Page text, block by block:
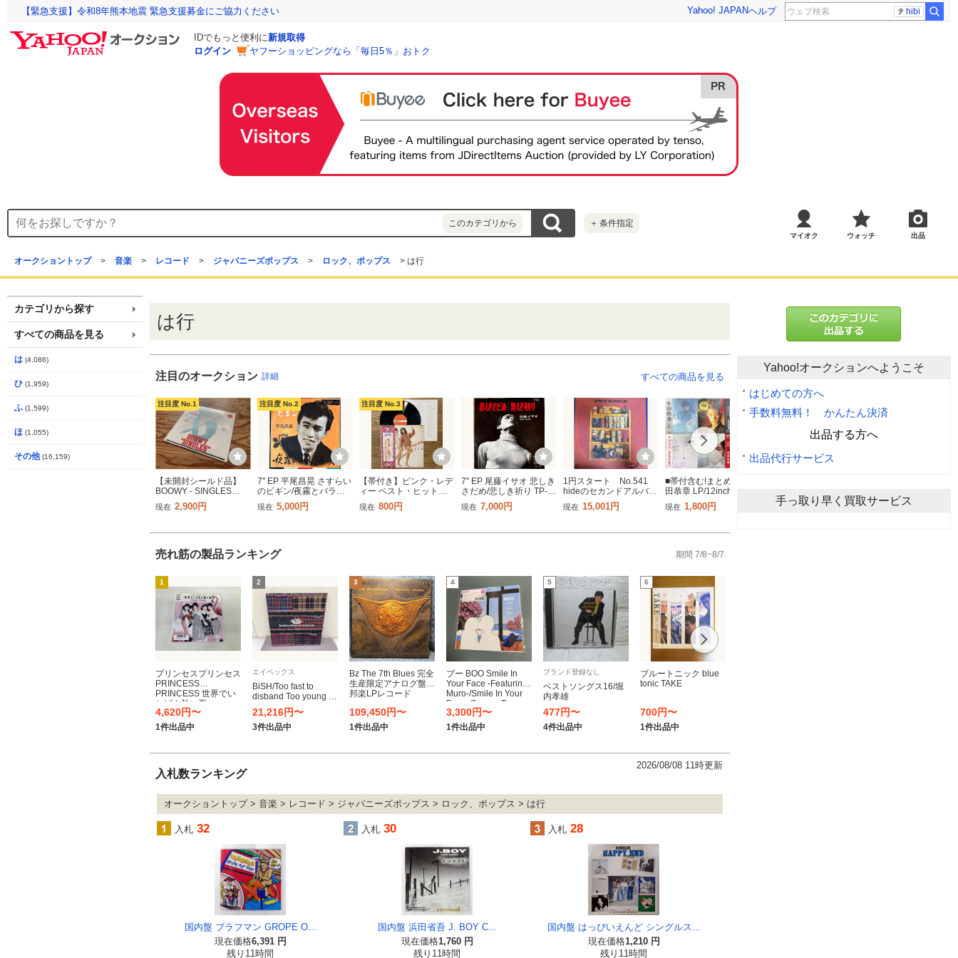
【緊急支援】令和8年熊本地震 緊急支援募金にご協力ください Yahoo! JAPANヘルプ hibi
IDでもっと便利に新規取得
ログイン
ヤフーショッピングなら「毎日5％」おトク
このカテゴリから ＋ 条件指定
マイオク ウォッチ 出品
オークショントップ > 音楽 > レコード > ジャパニーズポップス > ロック、ポップス > は行
は行
注目のオークション 詳細 すべての商品を見る
注目度 No.1
【未開封シールド品】
BOOWY - SINGLES
[RT28-5370] ボウイ シ
ングルス 氷室京介 布袋
特典ポスター付ステッカ
現在 2,900円
注目度 No.2
7'' EP 平尾昌晃 さすらい
のビギン/夜霧とバラの
ブルース ビクター
VICTOR VS-846
和歌謡
現在 5,000円
注目度 No.3
【帯付き】ピンク・レデ
ィー ベスト・ヒット・
アルバム LPレコード
GX-24 UFO入り
現在 800円
7'' EP 尾藤イサオ 悲しき
さだめ/悲しき祈り TP-
1274 ジャッキー吉川と
ブルー・コメッツ すぎ
和モノ カバーポップス
現在 7,000円
1円スタート No.541
hideのセカンドアルバ
ム 「PSYENCE 」LP
レコード 付属品:歌詞
大変貴重レコードにヒゲ
現在 15,001円
■帯付含む!まとめて■本
田恭章 LP/12inch 10枚
セット/レコード アナロ
グ ロック ROCK 和モノ
Angel Of Glass
現在 1,800円
Tin Pan Alley/イエロ
現在 3,800円
組 ※完全受注生産※高
現在 21,000円
売れ筋の製品ランキング 期間 7/8~8/7
1
プリンセスプリンセス
PRINCESS
PRINCESS 世界でい
ちばん熱い夏
4,620円〜
1件出品中
2
エイベックス
BiSH/Too fast to
disband Too young to
die [レコード 12inch]
21,216円〜
3件出品中
3
Bz The 7th Blues 完全
生産限定アナログ盤
邦楽LPレコード
109,450円〜
1件出品中
4
ブー BOO Smile In
Your Face -Featuring
Muro-/Smile In Your
Face -SunagaT
Experience Remix
（CLEAR PINK
VINYL）
3,300円〜
1件出品中
5
ブランド登録なし
ベストソングス16/堀
内孝雄
477円〜
4件出品中
6
ブルートニック blue
tonic TAKE
700円〜
1件出品中
入札数ランキング
オークショントップ > 音楽 > レコード > ジャパニーズポップス > ロック、ポップス > は行
入札 32
国内盤 ブラフマン GROPE O...
現在価格6,391 円
残り11時間
入札 30
国内盤 浜田省吾 J. BOY C...
現在価格1,760 円
残り11時間
入札 28
国内盤 はっぴいえんど シングルス...
現在価格1,210 円
残り11時間
2026/08/08 11時更新
カテゴリから探す
すべての商品を見る
は (4,086)
ひ (1,959)
ふ (1,599)
ほ (1,055)
その他 (16,159)
Yahoo!オークションへようこそ
はじめての方へ
手数料無料！ かんたん決済
出品する方へ
出品代行サービス
手っ取り早く買取サービス